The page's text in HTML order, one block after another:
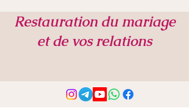
Restauration du mariage
et de vos relations